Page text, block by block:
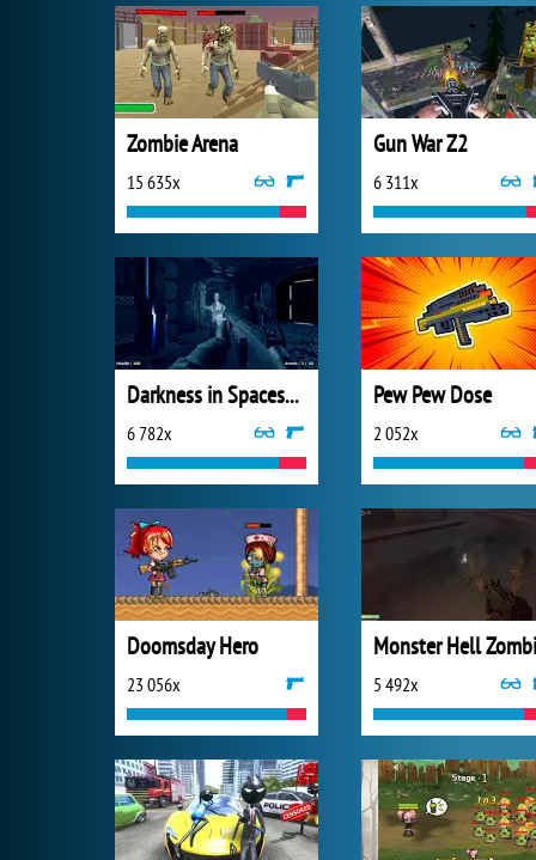
Zombie Arena
15 635x
Gun War Z2
6 311x
Darkness in Spaceship
6 782x
Pew Pew Dose
2 052x
Doomsday Hero
23 056x 5 492x